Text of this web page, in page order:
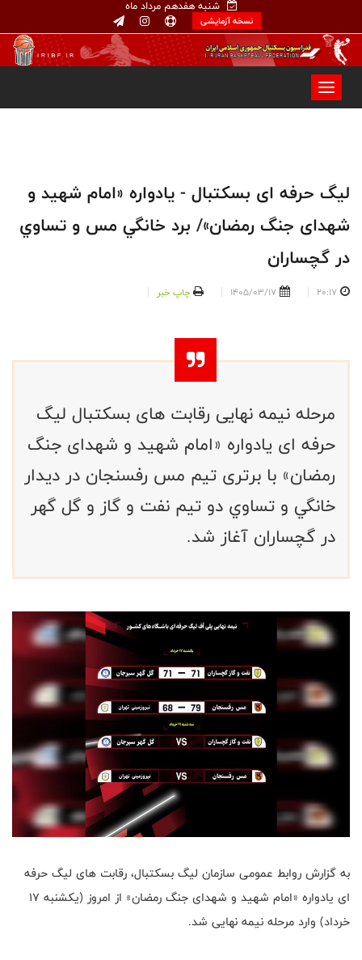
شنبه هفدهم مرداد ماه
نسخه آزمایشی
لیگ حرفه ای بسکتبال - یادواره «امام شهید و
شهدای جنگ رمضان»/ برد خانگي مس و تساوي
در گچساران
20:17
1405/03/17 چاپ خبر
مرحله نیمه نهایی رقابت های بسکتبال لیگ
حرفه ای یادواره «امام شهید و شهدای جنگ
رمضان» با برتری تیم مس رفسنجان در ديدار
خانگي و تساوي دو تيم نفت و گاز و گل گهر
در گچساران آغاز شد.
به گزارش روابط عمومی سازمان لیگ بسکتبال، رقابت های لیگ حرفه
ای یادواره «امام شهید و شهدای جنگ رمضان» از امروز (یکشنبه ۱۷
خرداد) وارد مرحله نیمه نهایی شد.